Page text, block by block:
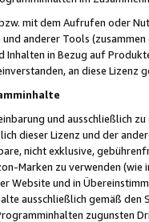
mit dem Aufrufen oder
anderer Tools (zusammen
Inhalten in Bezug auf
an diese Lizenz
und ausschließlich
dieser Lizenz und der
nicht exklusive,
Marken zu verwenden
Website und in
ausschließlich gemäß
zugunsten